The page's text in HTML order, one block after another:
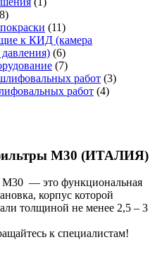
(11)
к КИД (камера
(6)
(7)
работ (3)
работ (4)
М30 (ИТАЛИЯ)
М30 — это функциональная
корпус которой
толщиной не менее 2,5 – 3
к специалистам!